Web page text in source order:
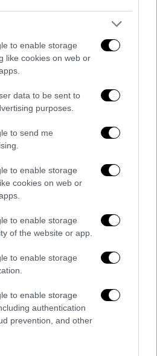
to enable storage
like cookies on web or
data to be sent to
purposes.
to send me
to enable storage
cookies on web or
to enable storage
of the website or app.
to enable storage
to enable storage
authentication
prevention, and other
video
της σειράς αποτέλεσε η
με την πραγματική
Παναγιώτη Βασιλέλλη,
στο έργο
και κοινωνικό
το αστυνομικό
γύρω από τη
η προβολή του
τηλεόραση
τη συχνότητα του